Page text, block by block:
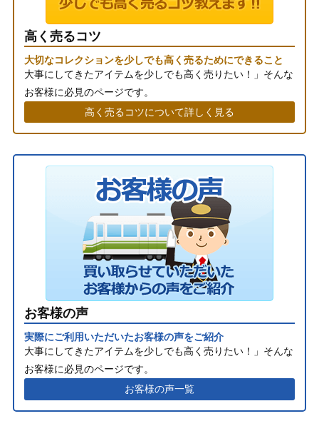
高く売るコツ
大切なコレクションを少しでも高く売るためにできること
大事にしてきたアイテムを少しでも高く売りたい！」そんな
お客様に必見のページです。
高く売るコツについて詳しく見る
お客様の声
実際にご利用いただいたお客様の声をご紹介
大事にしてきたアイテムを少しでも高く売りたい！」そんな
お客様に必見のページです。
お客様の声一覧